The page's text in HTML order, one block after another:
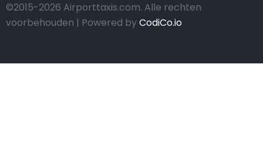
©2015-2026 Airporttaxis.com. Alle rechten
voorbehouden | Powered byCodiCo.io